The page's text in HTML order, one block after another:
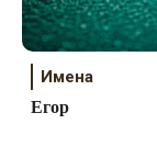
Имена
Егор